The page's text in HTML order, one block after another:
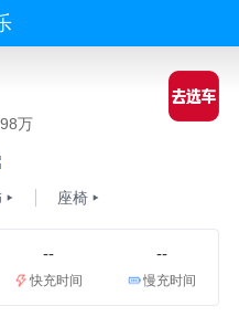
万
座椅
--
快充时间
--
慢充时间